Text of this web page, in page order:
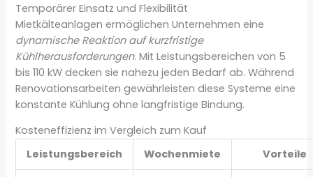
Temporärer Einsatz und Flexibilität
Mietkälteanlagen ermöglichen Unternehmen eine
dynamische Reaktion auf kurzfristige
Kühlherausforderungen. Mit Leistungsbereichen von 5
bis 110 kW decken sie nahezu jeden Bedarf ab. Während
Renovationsarbeiten gewährleisten diese Systeme eine
konstante Kühlung ohne langfristige Bindung.
Kosteneffizienz im Vergleich zum Kauf
Leistungsbereich
Wochenmiete Vorteile